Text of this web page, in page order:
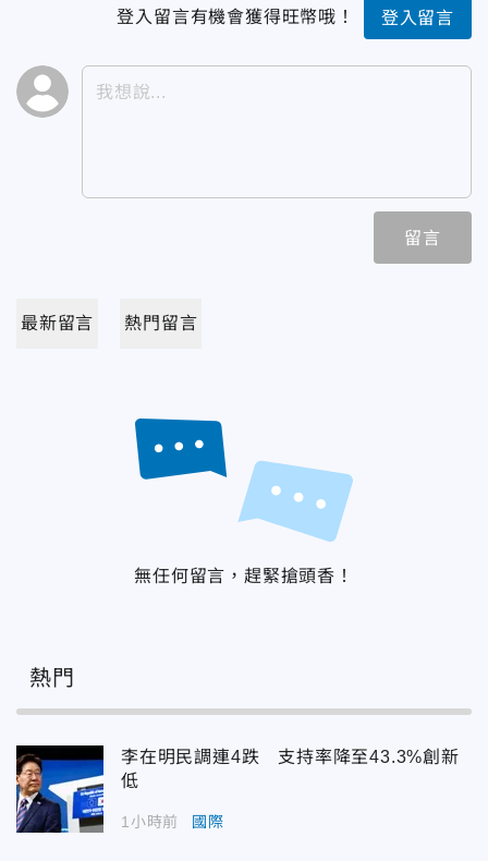
登入留言有機會獲得旺幣哦！ 登入留言
留言
最新留言 熱門留言
無任何留言，趕緊搶頭香！
熱門
李在明民調連4跌 支持率降至43.3%創新
低
1小時前 國際